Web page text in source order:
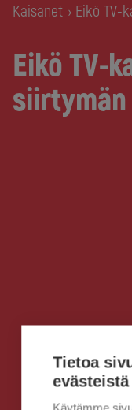
Kaisanet › Eikö TV-
Eikö TV-
siirtymän
Tietoa
evästeistä
Käytämme